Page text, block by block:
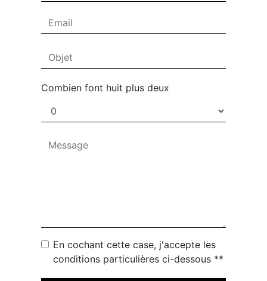
Combien font huit plus deux
En cochant cette case, j'accepte les
conditions particulières ci-dessous **